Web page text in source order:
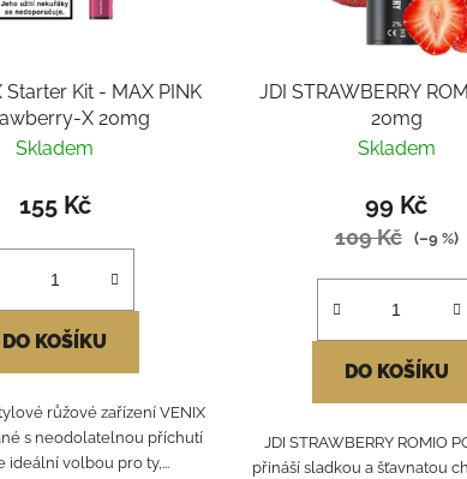
Starter Kit - MAX PINK
X 20mg
Skladem
155 Kč
DO KOŠÍKU
růžové zařízení VENIX
s neodolatelnou příchutí
ideální volbou pro ty,...
JDI STRAWBERRY
20mg
Skladem
99 Kč
109 Kč (–9 %)
DO KOŠÍKU
JDI STRAWBERRY ROMIO
přináší sladkou a šťavnatou